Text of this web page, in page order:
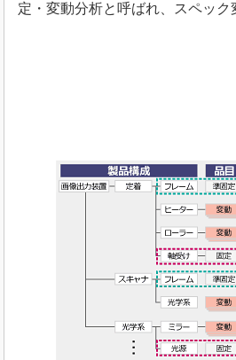
定・変動分析と呼ばれ、スペック